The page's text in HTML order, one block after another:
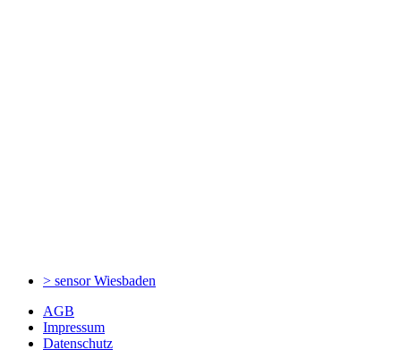
> sensorWiesbaden
AGB
Impressum
Datenschutz